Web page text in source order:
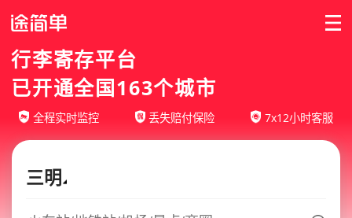
行李寄存平台
已开通全国163个城市
全程实时监控 丢失赔付保险 7x12小时客服
三明